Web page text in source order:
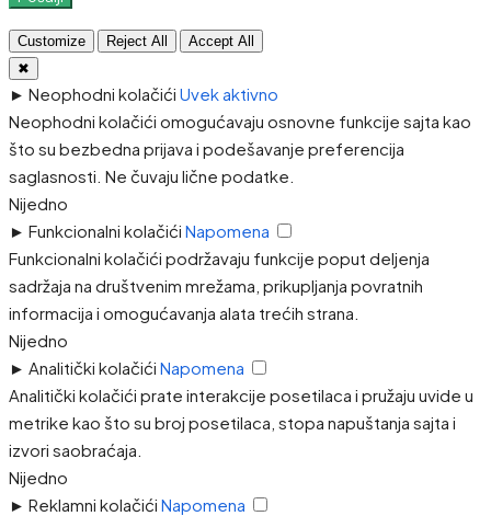
Customize Reject All
Accept All
✖
► Neophodni kolačići Uvek aktivno
Neophodni kolačići omogućavaju osnovne funkcije sajta kao
što su bezbedna prijava i podešavanje preferencija
saglasnosti. Ne čuvaju lične podatke.
Nijedno
► Funkcionalni kolačići Napomena
Funkcionalni kolačići podržavaju funkcije poput deljenja
sadržaja na društvenim mrežama, prikupljanja povratnih
informacija i omogućavanja alata trećih strana.
Nijedno
► Analitički kolačići Napomena
Analitički kolačići prate interakcije posetilaca i pružaju uvide u
metrike kao što su broj posetilaca, stopa napuštanja sajta i
izvori saobraćaja.
Nijedno
► Reklamni kolačići Napomena